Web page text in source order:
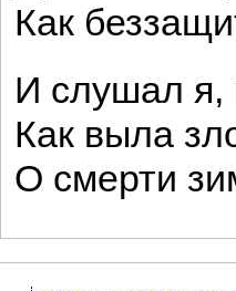
Как
И слушал я,
Как выла
О смерти